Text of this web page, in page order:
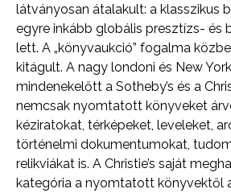
látványosan átalakult: a klasszikus
egyre inkább globális presztízs- és
lett. A „könyvaukció” fogalma
kitágult. A nagy londoni és New
mindenekelőtt a Sotheby’s és a
nemcsak nyomtatott könyveket
kéziratokat, térképeket, leveleket,
történelmi dokumentumokat,
relikviákat is. A Christie’s saját
kategória a nyomtatott könyvektől